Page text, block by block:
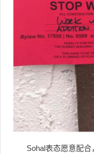
Sohal表态愿意配